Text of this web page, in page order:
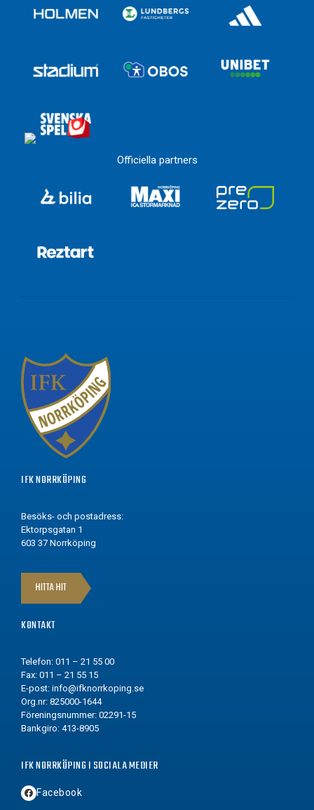
Officiella partners
IFK NORRKÖPING
Besöks- och postadress:
Ektorpsgatan 1
603 37 Norrköping
HITTA HIT
KONTAKT
Telefon: 011 – 21 55 00
Fax: 011 – 21 55 15
E-post: info@ifknorrkoping.se
Org.nr: 825000-1644
Föreningsnummer: 02291-15
Bankgiro: 413-8905
IFK NORRKÖPING I SOCIALA MEDIER
Facebook